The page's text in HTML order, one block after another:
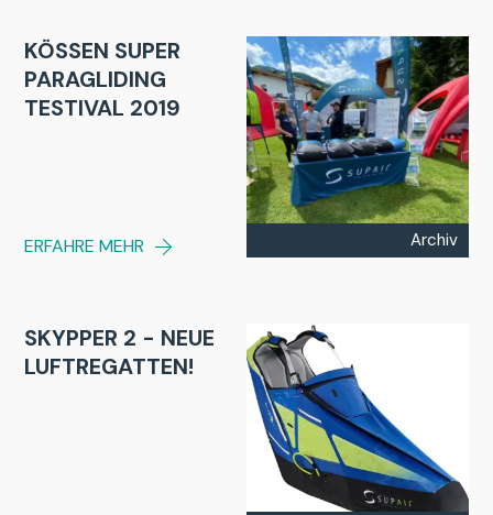
KÖSSEN SUPER
PARAGLIDING
TESTIVAL 2019
ERFAHRE MEHR Archiv
SKYPPER 2 - NEUE
LUFTREGATTEN!